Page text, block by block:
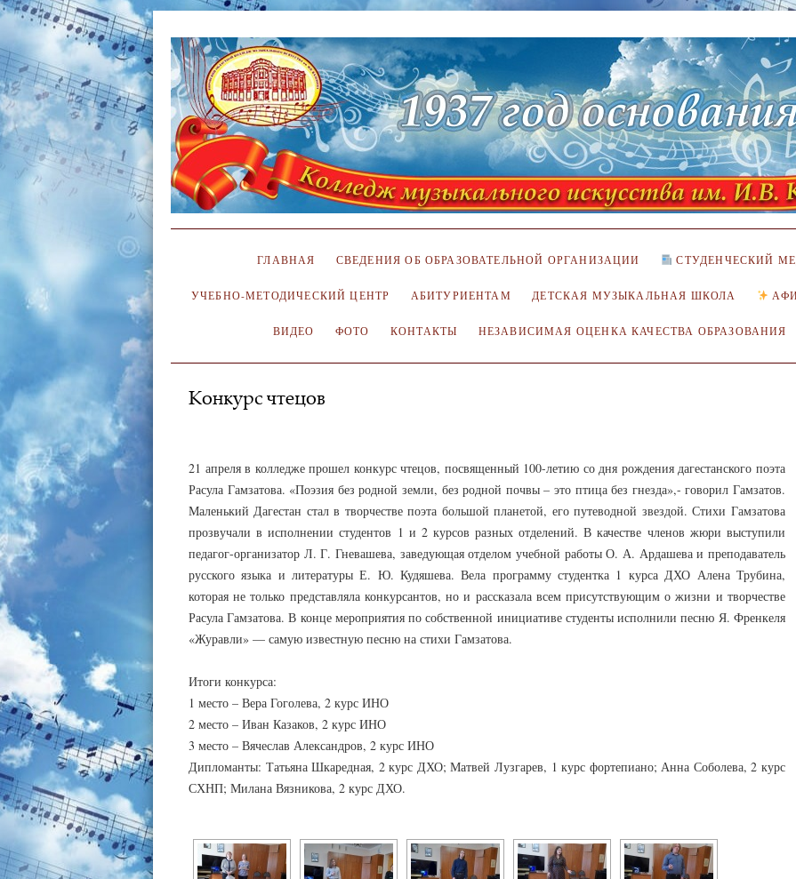
ГЛАВНАЯ СВЕДЕНИЯ ОБ ОБРАЗОВАТЕЛЬНОЙ ОРГАНИЗАЦИИ СТУДЕНЧЕСКИЙ
УЧЕБНО-МЕТОДИЧЕСКИЙ ЦЕНТР АБИТУРИЕНТАМ ДЕТСКАЯ МУЗЫКАЛЬНАЯ ШКОЛА
ВИДЕО ФОТО КОНТАКТЫ НЕЗАВИСИМАЯ ОЦЕНКА КАЧЕСТВА ОБРАЗОВАНИЯ
Конкурс чтецов
21 апреля в колледже прошел конкурс чтецов, посвященный 100-летию со дня рождения дагестанского поэта
Расула Гамзатова. «Поэзия без родной земли, без родной почвы – это птица без гнезда»,- говорил Гамзатов.
Маленький Дагестан стал в творчестве поэта большой планетой, его путеводной звездой. Стихи Гамзатова
прозвучали в исполнении студентов 1 и 2 курсов разных отделений. В качестве членов жюри выступили
педагог-организатор Л. Г. Гневашева, заведующая отделом учебной работы О. А. Ардашева и преподаватель
русского языка и литературы Е. Ю. Кудяшева. Вела программу студентка 1 курса ДХО Алена Трубина,
которая не только представляла конкурсантов, но и рассказала всем присутствующим о жизни и творчестве
Расула Гамзатова. В конце мероприятия по собственной инициативе студенты исполнили песню Я. Френкеля
«Журавли» — самую известную песню на стихи Гамзатова.
Итоги конкурса:
1 место – Вера Гоголева, 2 курс ИНО
2 место – Иван Казаков, 2 курс ИНО
3 место – Вячеслав Александров, 2 курс ИНО
Дипломанты: Татьяна Шкаредная, 2 курс ДХО; Матвей Лузгарев, 1 курс фортепиано; Анна Соболева, 2 курс
СХНП; Милана Вязникова, 2 курс ДХО.